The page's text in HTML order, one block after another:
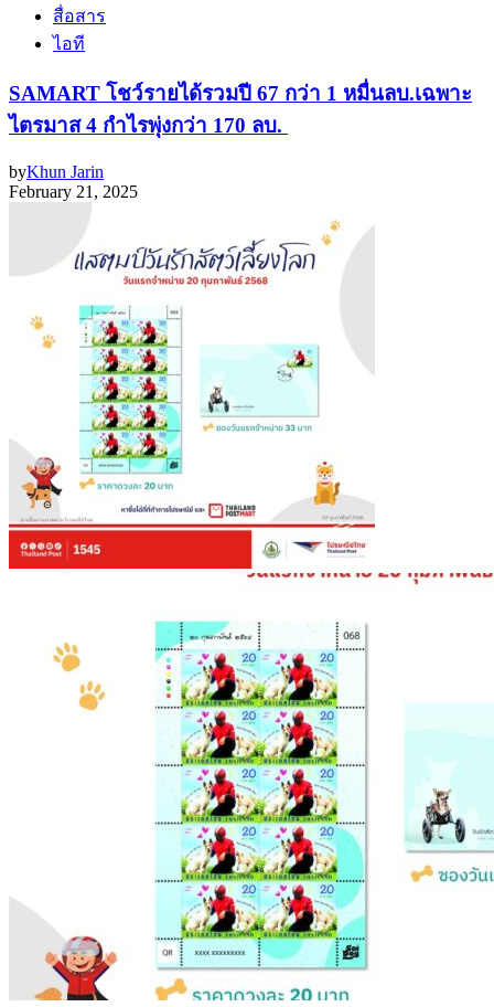
สื่อสาร
ไอที
SAMART โชว์รายได้รวมปี 67 กว่า 1 หมื่นลบ.เฉพาะ
ไตรมาส 4 กำไรพุ่งกว่า 170 ลบ.
byKhun Jarin
February 21, 2025